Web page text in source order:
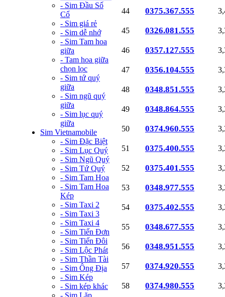
- Sim Đầu Số
Cổ
- Sim giá rẻ
- Sim dễ nhớ
- Sim Tam hoa
giữa
- Tam hoa giữa
chọn lọc
- Sim tứ quý
giữa
- Sim ngũ quý
giữa
- Sim lục quý
giữa
Sim Vietnamobile
- Sim Đặc Biệt
- Sim Lục Quý
- Sim Ngũ Quý
- Sim Tứ Quý
- Sim Tam Hoa
- Sim Tam Hoa
Kép
- Sim Taxi 2
- Sim Taxi 3
- Sim Taxi 4
- Sim Tiến Đơn
- Sim Tiến Đôi
- Sim Lộc Phát
- Sim Thần Tài
- Sim Ông Địa
- Sim Kép
- Sim kép khác
- Sim Lặp
44 0375.367.555
45 0326.081.555
46 0357.127.555
47 0356.104.555
48 0348.851.555
49 0348.864.555
50 0374.960.555
51 0375.400.555
52 0375.401.555
53 0348.977.555
54 0375.402.555
55 0348.677.555
56 0348.951.555
57 0374.920.555
58 0374.980.555